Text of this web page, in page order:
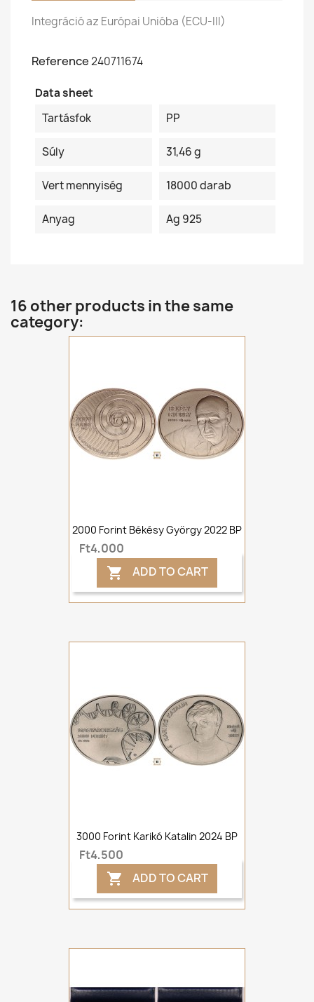
Integráció az Európai Unióba (ECU-III)
Reference240711674
Data sheet
Tartásfok
PP
Súly 31,46 g
Vert mennyiség 18000 darab
Anyag Ag 925
16 other products in the same
category:
2000 Forint Békésy György 2022 BP
Ft4,000
 ADD TO CART
3000 Forint Karikó Katalin 2024 BP
Ft4,500
 ADD TO CART